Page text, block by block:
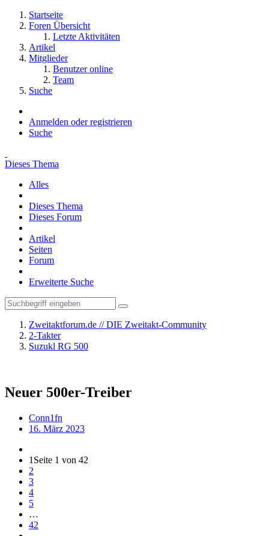
Startseite
Foren Übersicht
Letzte Aktivitäten
Artikel
Mitglieder
Benutzer online
Team
Suche
Anmelden oder registrieren
Suche
Dieses Thema
Alles
Dieses Thema
Dieses Forum
Artikel
Seiten
Forum
Erweiterte Suche
Zweitaktforum.de // DIE Zweitakt-Community
2-Takter
Suzukl RG 500
Neuer 500er-Treiber
Conn1fn
16. März 2023
1 Seite 1 von 42
2
3
4
5
…
42